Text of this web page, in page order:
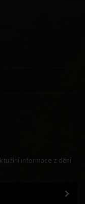
informace z dění